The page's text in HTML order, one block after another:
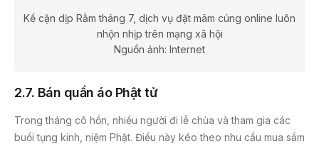
Kề cận dịp Rằm tháng 7, dịch vụ đặt mâm cúng online luôn
nhộn nhịp trên mạng xã hội
Nguồn ảnh: Internet
2.7. Bán quần áo Phật tử
Trong tháng cô hồn, nhiều người đi lễ chùa và tham gia các
buổi tụng kinh, niệm Phật. Điều này kéo theo nhu cầu mua sắm